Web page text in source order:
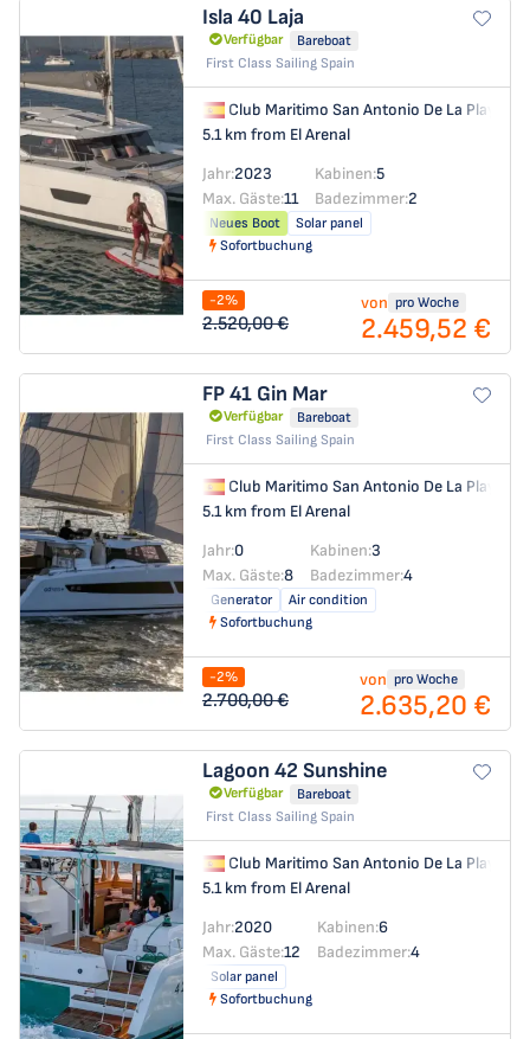
Isla 40 Laja
Verfügbar
Bareboat
First Class Sailing Spain
Club Maritimo San Antonio De La Playa
5.1 km from El Arenal
Jahr:2023 Kabinen:5
Max. Gäste:11 Badezimmer:2
Neues Boot
Solar panel
Sofortbuchung
-2%
2.520,00 €
von pro Woche
2.459,52 €
FP 41 Gin Mar
Verfügbar
Bareboat
First Class Sailing Spain
Club Maritimo San Antonio De La Playa
5.1 km from El Arenal
Jahr:0 Kabinen:3
Max. Gäste:8 Badezimmer:4
Generator
Air condition
Sofortbuchung
-2%
2.700,00 €
von pro Woche
2.635,20 €
Lagoon 42 Sunshine
Verfügbar
Bareboat
First Class Sailing Spain
Club Maritimo San Antonio De La Playa
5.1 km from El Arenal
Jahr:2020 Kabinen:6
Max. Gäste:12 Badezimmer:4
Solar panel
Sofortbuchung